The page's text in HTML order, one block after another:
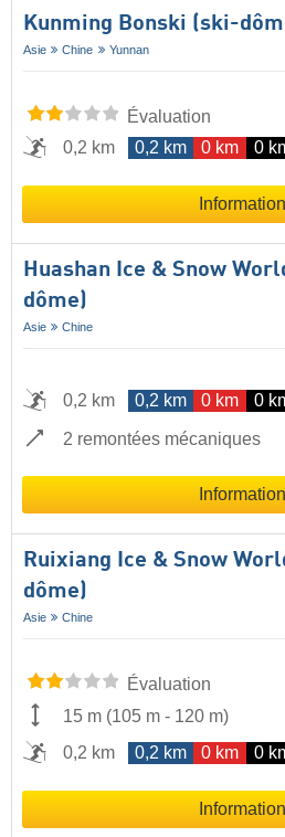
Kunming Bonski (ski-
Asie Chine Yunnan
Évaluation
0,2 km
0,2 km 0 km 0
Huashan Ice & Snow
dôme)
Asie Chine
0,2 km 0,2 km 0 km 0
2 remontées mécaniques
Ruixiang Ice & Snow
dôme)
Asie Chine
Évaluation
15 m (105 m - 120 m)
0,2 km
0,2 km 0 km 0